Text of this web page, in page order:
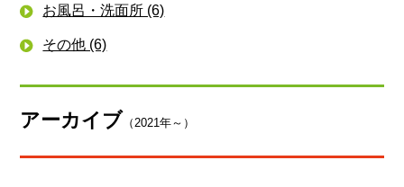
お風呂・洗面所 (6)
その他 (6)
アーカイブ （2021年～）